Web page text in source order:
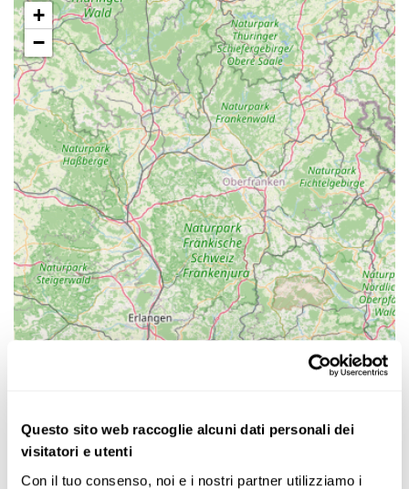
Questo sito web raccoglie alcuni dati personali dei
visitatori e utenti
Con il tuo consenso, noi e i nostri partner utilizziamo i
+
−